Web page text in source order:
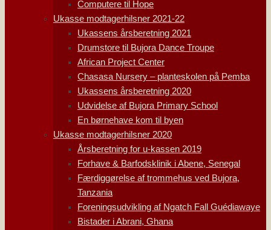
Computere til Hope
Ukasse modtagerhilsner 2021-22
Ukassens årsberetning 2021
Drumstore til Bujora Dance Troupe
African Project Center
Chasasa Nursery – planteskolen på Pemba
Ukassens årsberetning 2020
Udvidelse af Bujora Primary School
En børnehave kom til byen
Ukasse modtagerhilsner 2020
Årsberetning for u-kassen 2019
Forhave & Barfodsklinik i Abene, Senegal
Færdiggørelse af trommehus ved Bujora,
Tanzania
Foreningsudvikling af Ngatch Fall Guédiawaye
Bistader i Abrani, Ghana